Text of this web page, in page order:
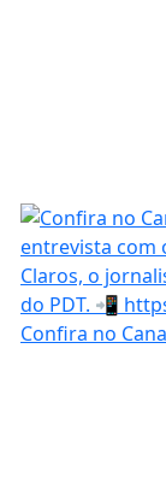
Confira no